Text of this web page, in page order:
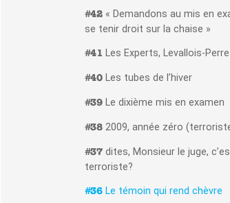
#42« Demandons au mis en
se tenir droit sur la chaise »
#41 Les Experts, Levallois-
#40Les tubes de l’hiver
#39Le dixième mis en examen
#382009, année zéro
#37dites, Monsieur le juge,
terroriste?
#36Le témoin qui rend chèvre